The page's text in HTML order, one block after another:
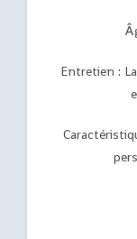
Entretien :